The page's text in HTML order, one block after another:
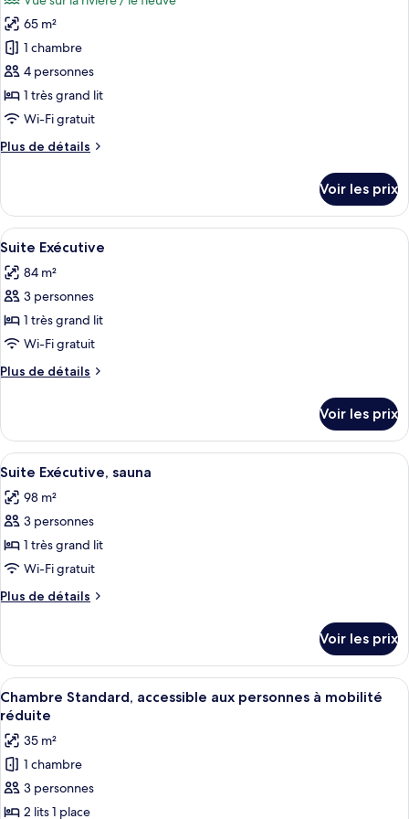
Suite
Junior
les
photos
pour
ce
type
de
chambre :
Suite
65 m²
1 chambre
4 personnes
1 très grand lit
Wi-Fi gratuit
Plus de détails
Plus
le
type
de
Suite
Panoramique
Voir les prix
Afficher
toutes
les
photos
pour
ce
type
de
Suite
Exécutive
Un salon moderne avec un coin
5
Suite Exécutive
84 m²
3 personnes
1 très grand lit
Wi-Fi gratuit
Plus de détails
Plus
le
type
de
Suite
Exécutive
Voir les prix
Afficher
toutes
les
photos
pour
ce
type
de
Suite
Exécutive,
sauna
Un salon moderne avec un canapé,
6
Suite Exécutive, sauna
98 m²
3 personnes
1 très grand lit
Wi-Fi gratuit
Plus de détails
Plus
le
type
de
chambre
Exécutive,
sauna
Voir les prix
Afficher
toutes
les
photos
pour
ce
type
Une chambre d’hôtel avec un grand
6
Chambre Standard, accessible aux personnes à mobilité
réduite
35 m²
1 chambre
3 personnes
2 lits 1 place